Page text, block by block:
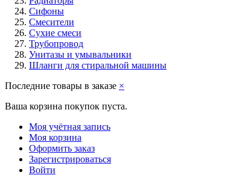
Сифоны
Смесители
Сухие смеси
Трубопровод
Унитазы и умывальники
Шланги для стиральной машины
Последние товары в заказе ×
Ваша корзина покупок пуста.
Моя учётная запись
Моя корзина
Оформить заказ
Зарегистрироваться
Войти